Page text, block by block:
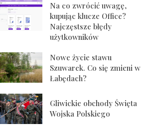
Na co zwrócić uwagę,
kupując klucze Office?
Najczęstsze błędy
użytkowników
Nowe życie stawu
Szuwarek. Co się zmieni w
Łabędach?
Gliwickie obchody Święta
Wojska Polskiego